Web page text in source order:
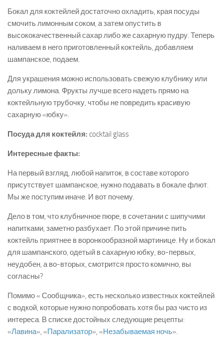
Бокал для коктейлей достаточно охладить, края посуды
смочить лимонным соком, а затем опустить в
высококачественный сахар либо же сахарную пудру. Теперь
наливаем в него приготовленный коктейль, добавляем
шампанское, подаем.
Для украшения можно использовать свежую клубнику или
дольку лимона. Фрукты лучше всего надеть прямо на
коктейльную трубочку, чтобы не повредить красивую
сахарную «юбку».
Посуда для коктейля: cocktail glass
Интересные факты:
На первый взгляд, любой напиток, в составе которого
присутствует шампанское, нужно подавать в бокале флют.
Мы же поступим иначе. И вот почему.
Дело в том, что клубничное пюре, в сочетании с шипучими
напитками, заметно разбухает. По этой причине пить
коктейль приятнее в воронкообразной мартинице. Ну и бокал
для шампанского, одетый в сахарную юбку, во-первых,
неудобен, а во-вторых, смотрится просто комично, вы
согласны?
Помимо « Сообщника», есть несколько известных коктейлей
с водкой, которые нужно попробовать хотя бы раз чисто из
интереса. В списке достойных следующие рецепты:
«Лавина», «Парализатор», «Незабываемая ночь».